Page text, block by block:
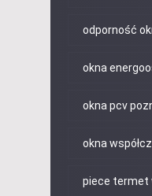
odporność
okna
okna pcv
okna
piece termet